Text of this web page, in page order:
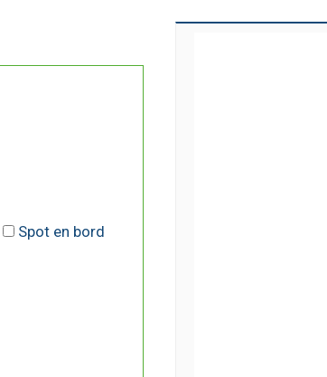
Spot en bord